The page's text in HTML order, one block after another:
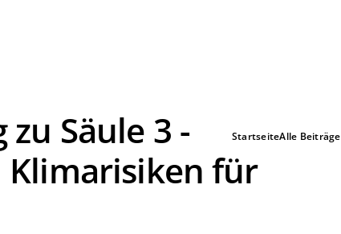
StartseiteAlle Beiträge
Säule 3 -
Klimarisiken für